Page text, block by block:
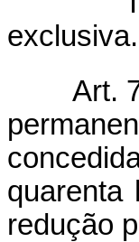
exclusiva.
Art.
quarenta
redução